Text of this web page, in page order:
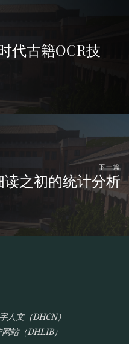
代古籍OCR技
下一篇
读之初的统计分析
人文（DHCN）
站（DHLIB）